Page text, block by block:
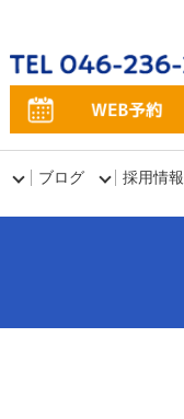
ブログ 採用情報